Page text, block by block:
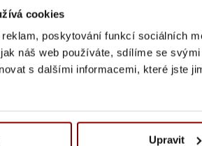
cookies
reklam, poskytování funkcí sociálních
náš web používáte, sdílíme se
s dalšími informacemi, které jste
Upravit